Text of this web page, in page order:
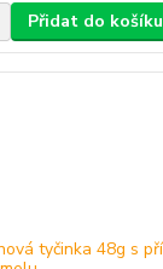
Přidat do košíku